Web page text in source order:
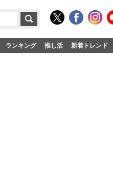
ランキング 推し活 新着トレンド